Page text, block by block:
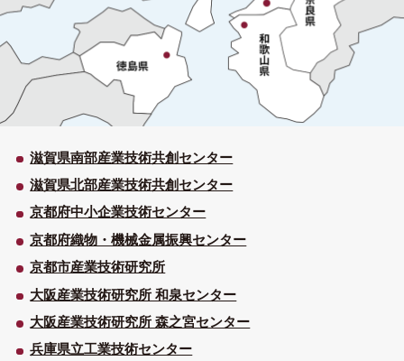
滋賀県南部産業技術共創センター
滋賀県北部産業技術共創センター
京都府中小企業技術センター
京都府織物・機械金属振興センター
京都市産業技術研究所
大阪産業技術研究所 和泉センター
大阪産業技術研究所 森之宮センター
兵庫県立工業技術センター